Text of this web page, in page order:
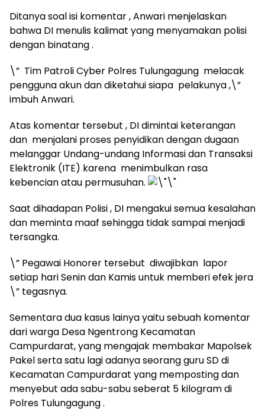
Ditanya soal isi komentar , Anwari menjelaskan
bahwa DI menulis kalimat yang menyamakan polisi
dengan binatang .
\” Tim Patroli Cyber Polres Tulungagung melacak
pengguna akun dan diketahui siapa pelakunya ,\”
imbuh Anwari.
Atas komentar tersebut , DI dimintai keterangan
dan menjalani proses penyidikan dengan dugaan
melanggar Undang-undang Informasi dan Transaksi
Elektronik (ITE) karena menimbulkan rasa
kebencian atau permusuhan.
Saat dihadapan Polisi , DI mengakui semua kesalahan
dan meminta maaf sehingga tidak sampai menjadi
tersangka.
\” Pegawai Honorer tersebut diwajibkan lapor
setiap hari Senin dan Kamis untuk memberi efek jera
\” tegasnya.
Sementara dua kasus lainya yaitu sebuah komentar
dari warga Desa Ngentrong Kecamatan
Campurdarat, yang mengajak membakar Mapolsek
Pakel serta satu lagi adanya seorang guru SD di
Kecamatan Campurdarat yang memposting dan
menyebut ada sabu-sabu seberat 5 kilogram di
Polres Tulungagung .